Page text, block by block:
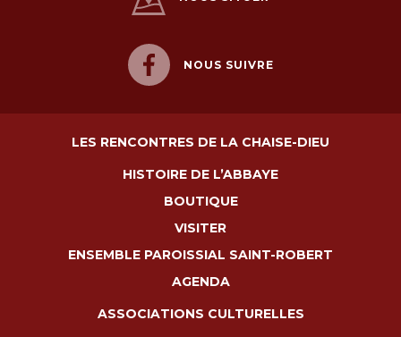
NOUS SUIVRE
LES RENCONTRES DE LA CHAISE-DIEU
HISTOIRE DE L’ABBAYE
BOUTIQUE
VISITER
ENSEMBLE PAROISSIAL SAINT-ROBERT
AGENDA
ASSOCIATIONS CULTURELLES